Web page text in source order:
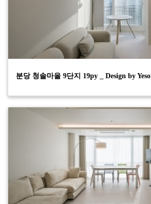
분당 청솔마을 9단지 19py _ Design by Yeso